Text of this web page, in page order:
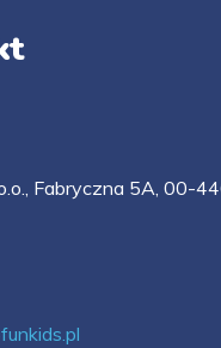
Fabryczna 5A, 00-